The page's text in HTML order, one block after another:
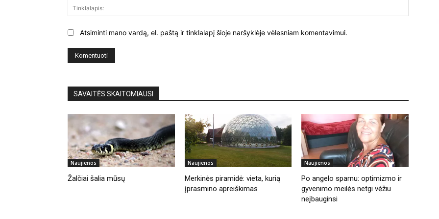
Atsiminti mano vardą, el. paštą ir tinklalapį šioje naršyklėje vėlesniam komentavimui.
SAVAITĖS SKAITOMIAUSI
Naujienos
Žalčiai šalia mūsų
Naujienos
Merkinės piramidė: vieta, kurią
įprasmino apreiškimas
Naujienos
Po angelo sparnu: optimizmo ir
gyvenimo meilės netgi vėžiu
neįbauginsi